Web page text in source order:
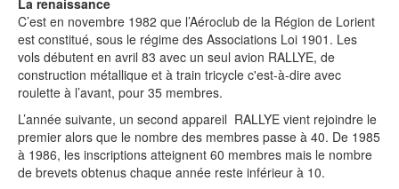
La renaissance
C’est en novembre 1982 que l’Aéroclub de la Région de Lorient
est constitué, sous le régime des Associations Loi 1901. Les
vols débutent en avril 83 avec un seul avion RALLYE, de
construction métallique et à train tricycle c'est-à-dire avec
roulette à l’avant, pour 35 membres.
L’année suivante, un second appareil RALLYE vient rejoindre le
premier alors que le nombre des membres passe à 40. De 1985
à 1986, les inscriptions atteignent 60 membres mais le nombre
de brevets obtenus chaque année reste inférieur à 10.